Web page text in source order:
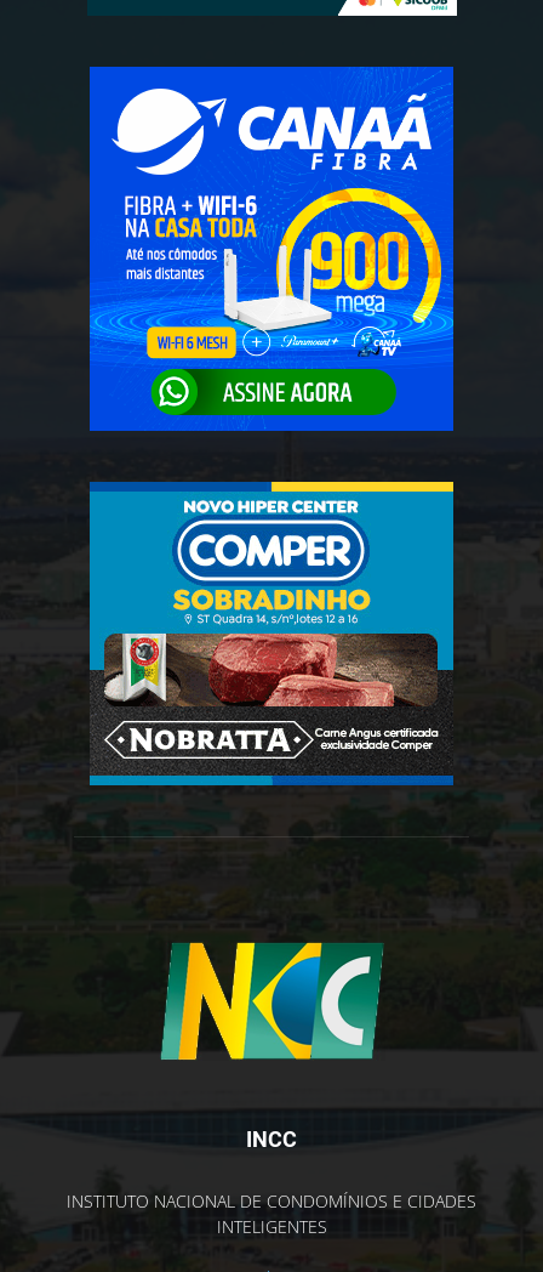
INCC
INSTITUTO NACIONAL DE CONDOMÍNIOS E CIDADES
INTELIGENTES